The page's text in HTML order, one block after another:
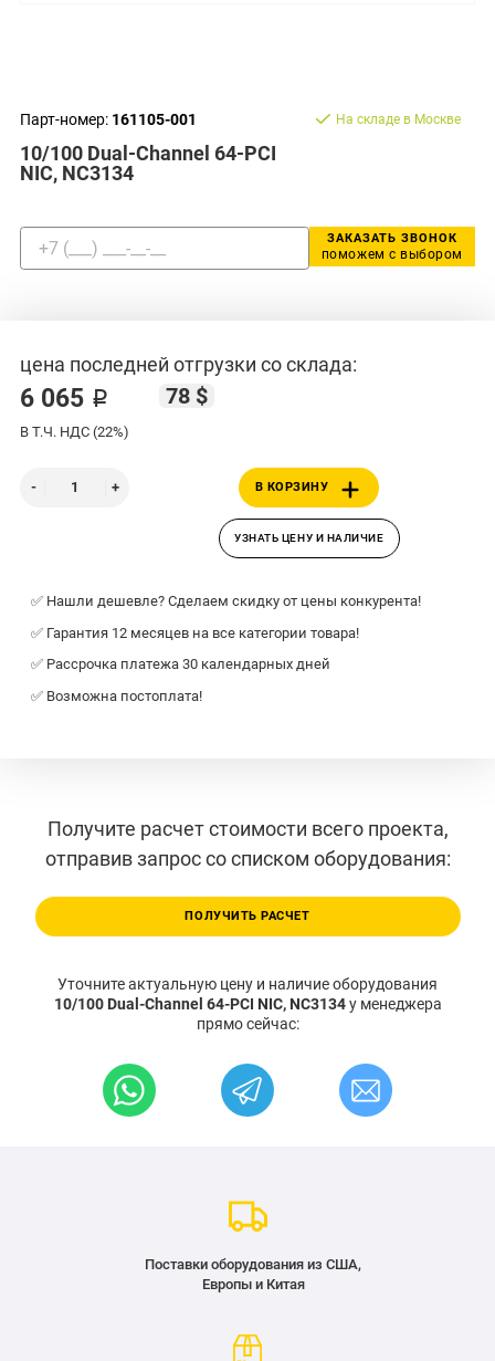
Парт-номер: 161105-001
10/100 Dual-Channel 64-PCI
NIC, NC3134
На складе в Москве
ЗАКАЗАТЬ ЗВОНОК
поможем с выбором
цена последней отгрузки со склада:
6 065 ₽ 78 $
В Т.Ч. НДС (22%)
В КОРЗИНУ
УЗНАТЬ ЦЕНУ И НАЛИЧИЕ
✅ Нашли дешевле? Сделаем скидку от цены конкурента!
✅ Гарантия 12 месяцев на все категории товара!
✅ Рассрочка платежа 30 календарных дней
✅ Возможна постоплата!
Получите расчет стоимости всего проекта,
отправив запрос со списком оборудования:
ПОЛУЧИТЬ РАСЧЕТ
Уточните актуальную цену и наличие оборудования
10/100 Dual-Channel 64-PCI NIC, NC3134у менеджера
прямо сейчас:
Поставки оборудования из США,
Европы и Китая